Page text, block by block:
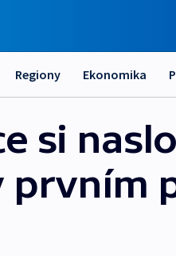
Regiony Ekonomika
si
prvním